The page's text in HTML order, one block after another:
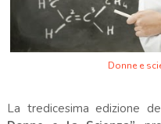
Donne e
La tredicesima edizione